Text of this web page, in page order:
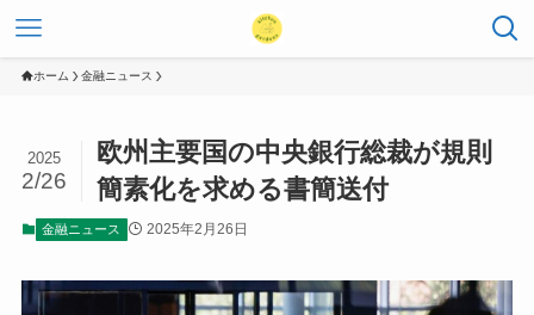
ホーム 金融ニュース
欧州主要国の中央銀行総裁が規則
簡素化を求める書簡送付
2025
2/26
金融ニュース 2025年2月26日